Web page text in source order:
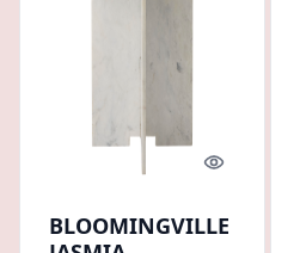
Quick look
BLOOMINGVILLE